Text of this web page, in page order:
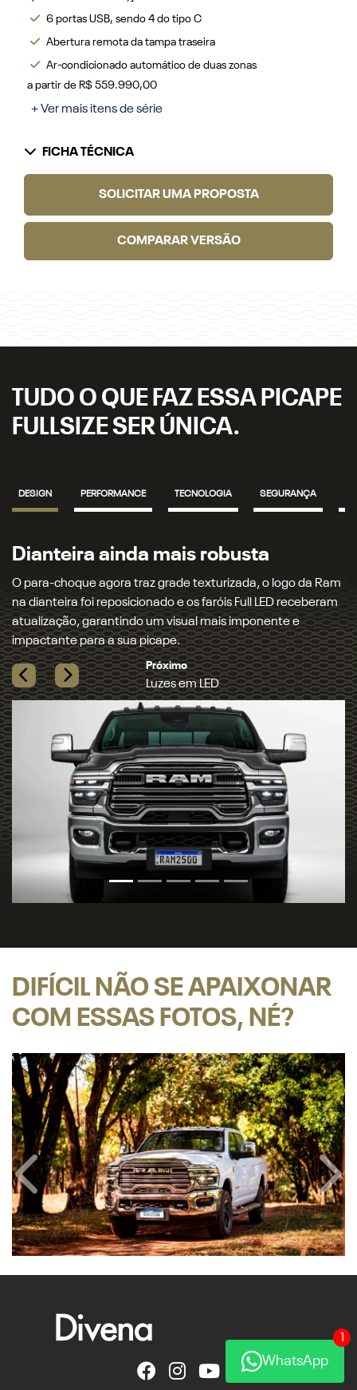
6 portas USB, sendo 4 do tipo C
Abertura remota da tampa traseira
Ar-condicionado automático de duas zonas
a partir de R$ 559.990,00
+ Ver mais itens de série
FICHA TÉCNICA
SOLICITAR UMA PROPOSTA
COMPARAR VERSÃO
TUDO O QUE FAZ ESSA PICAPE
FULLSIZE SER ÚNICA.
DESIGN PERFORMANCE TECNOLOGIA SEGURANÇA
o logo da Ram
receberam
e
Luzes em LED
A Ram 2500 chega com assinatura luminosa,
lanternas totalmente em LED, incluindo luzes
de neblina, setas dianteiras, traseiras e até
retrovisor. Para completar, os faróis oferecem
comutação automática, garantindo mais
Previous Next
DIFÍCIL NÃO SE APAIXONAR
COM ESSAS FOTOS, NÉ?
Anterior
WhatsApp